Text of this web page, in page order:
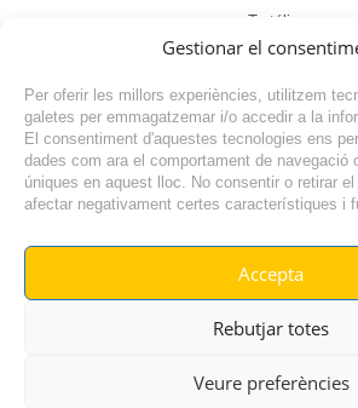
Gestionar el
Per oferir les millors experiències, utilitzem
galetes per emmagatzemar i/o accedir a la
El consentiment d'aquestes tecnologies ens
dades com ara el comportament de navegació
úniques en aquest lloc. No consentir o retirar
afectar negativament certes característiques i
Accepta
Rebutjar totes
Veure preferències
Tertúlia
NOTÍCIA ANTERIOR
NOTÍCIA SEGÜENT
© RADIO VILAFANT 2024
|AVÍS LEGAL|